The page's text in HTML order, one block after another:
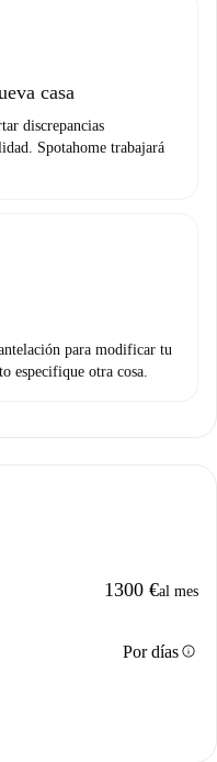
casa
discrepancias
Spotahome trabajará
para modificar tu
especifique otra cosa.
1300 €al mes
Por díasinfo